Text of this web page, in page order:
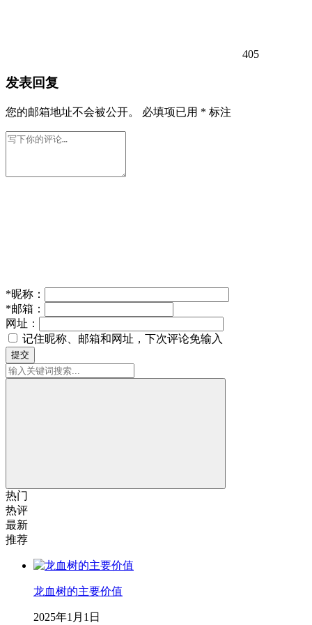
405
发表回复
您的邮箱地址不会被公开。 必填项已用 * 标注
*昵称：
*邮箱：
网址：
记住昵称、邮箱和网址，下次评论免输入
提交
热门
热评
最新
推荐
龙血树的主要价值
2025年1月1日